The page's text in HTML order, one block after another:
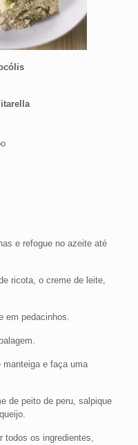
e refogue no azeite até
ricota, o creme de leite,
em pedacinhos.
e faça uma
de peito de peru, salpique
todos os ingredientes,